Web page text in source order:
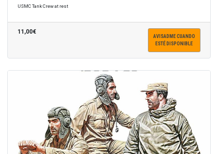
USMC Tank Crew at rest
11,00€
AVISADME CUANDO
ESTÉ DISPONIBLE